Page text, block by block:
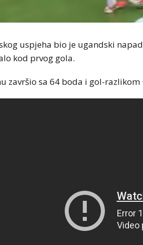
uspjeha bio je ugandski
kod prvog gola.
završio sa 64 boda i gol-